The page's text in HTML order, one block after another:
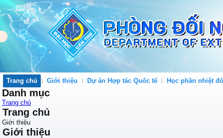
Trang chủ Giới thiệu Dự án Hợp tác Quốc tế Học phần nhiệt
Danh mục
Trang chủ
Trang chủ
Giới thiệu
Giới thiệu